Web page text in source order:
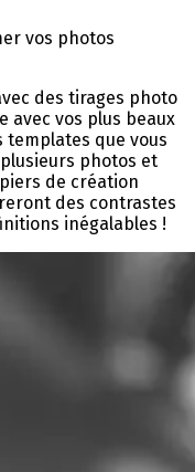
vos photos
des tirages photo
avec vos plus beaux
que vous
photos et
de création
des contrastes
inégalables !